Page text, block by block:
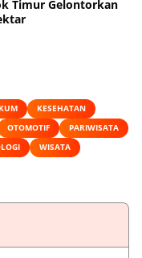
Timur Gelontorkan
KESEHATAN
OTOMOTIF
PARIWISATA
WISATA